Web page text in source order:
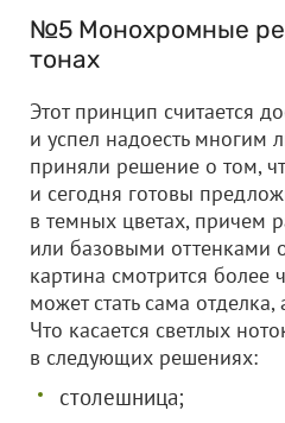
№5 Монохромные
тонах
Этот принцип считается
и успел надоесть многим
приняли решение о том,
и сегодня готовы
в темных цветах, причем
или базовыми оттенками
картина смотрится более
может стать сама отделка,
Что касается светлых
в следующих решениях:
столешница;